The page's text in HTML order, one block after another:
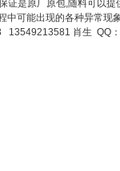
是原厂原包,随料可以
可能出现的各种异常现
13549213581 肖生 QQ